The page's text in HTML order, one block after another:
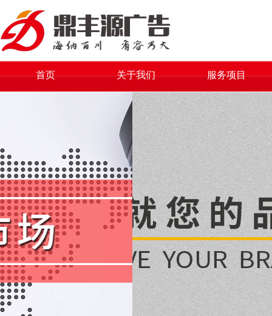
首页 关于我们 服务项目